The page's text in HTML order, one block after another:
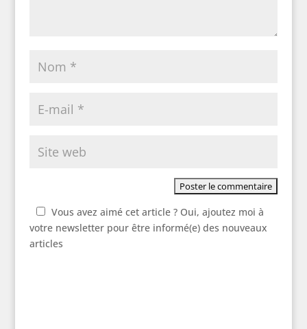
Vous avez aimé cet article ? Oui, ajoutez moi à
votre newsletter pour être informé(e) des nouveaux
articles